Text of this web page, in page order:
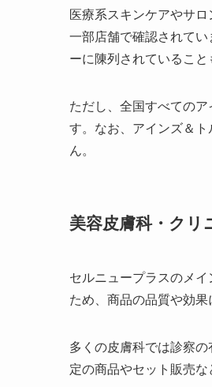
医療系スキンケアやサ
一部店舗で確認されて
ーに陳列されていること
ただし、全国すべての
す。なお、アインズ＆
ん。
美容皮膚科・クリ
セルニュープラスのメ
ため、商品の品質や効果
多くの皮膚科では診察
定の商品やセット販売